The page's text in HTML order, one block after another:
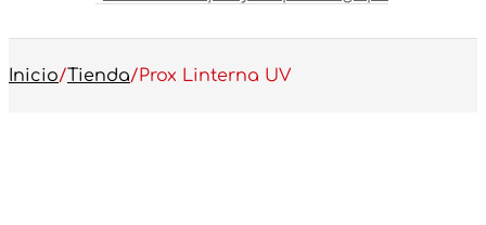
Inicio/Tienda/Prox Linterna UV